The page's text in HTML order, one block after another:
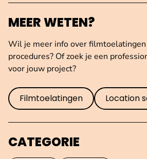
MEER WETEN?
Wil je meer info over
procedures? Of zoek je een
voor jouw project?
Filmtoelatingen Location
CATEGORIE